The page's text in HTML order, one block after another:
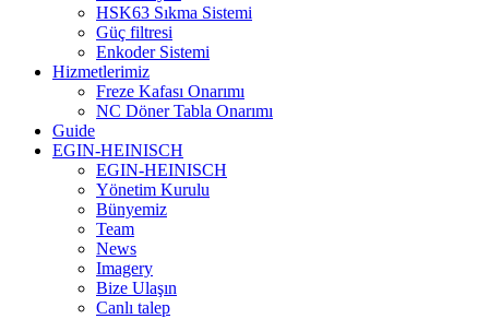
HSK63 Sıkma Sistemi
Güç filtresi
Enkoder Sistemi
Hizmetlerimiz
Freze Kafası Onarımı
NC Döner Tabla Onarımı
Guide
EGIN-HEINISCH
EGIN-HEINISCH
Yönetim Kurulu
Bünyemiz
Team
News
Imagery
Bize Ulaşın
Canlı talep